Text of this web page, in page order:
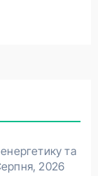
та
2026